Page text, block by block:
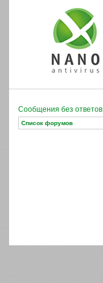
Сообщения без ответов
Список форумов